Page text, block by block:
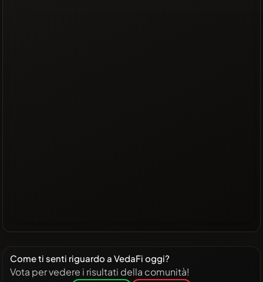
Come ti senti riguardo a VedaFi oggi?
Vota per vedere i risultati della comunità!